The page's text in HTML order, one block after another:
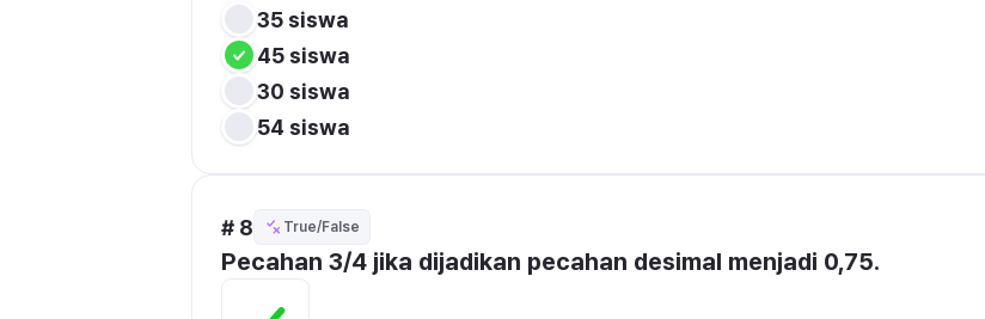
35 siswa
45 siswa
30 siswa
54 siswa
# 8 True/False
Pecahan 3/4 jika dijadikan pecahan desimal menjadi 0,75.